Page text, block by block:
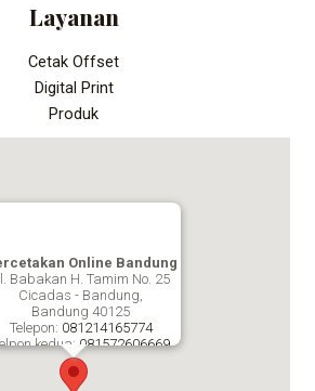
Layanan
Cetak Offset
Digital Print
Produk
Online Bandung
Babakan H. Tamim No. 25
Cicadas - Bandung,
Bandung 40125
Telepon: 081214165774
kedua: 081572606669
Percetakan Online Bandung